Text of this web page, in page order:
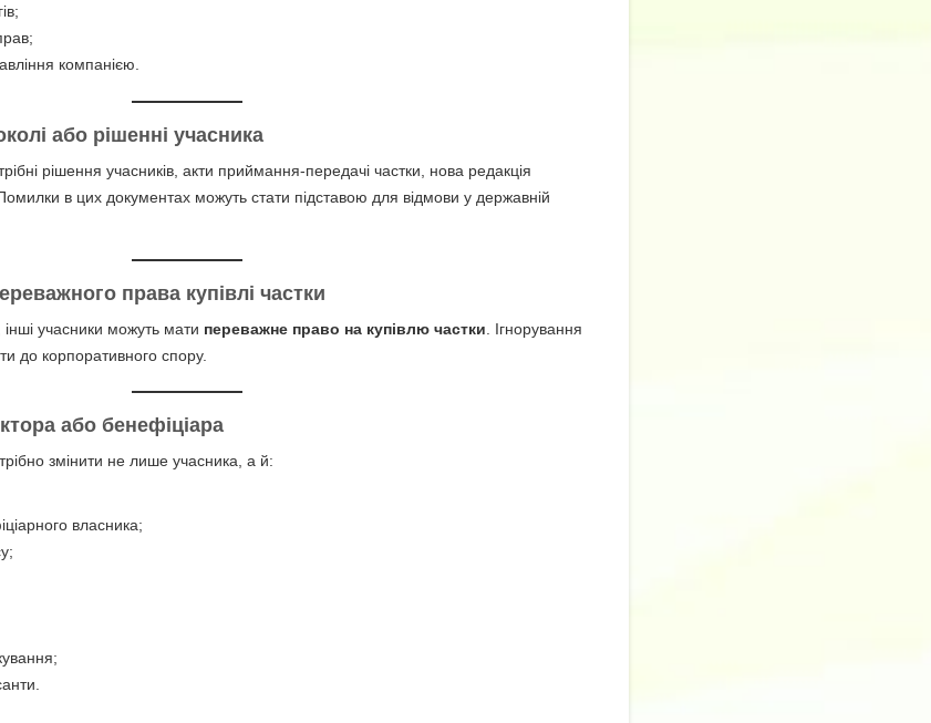
компанією.
або рішенні учасника
рішення учасників, акти приймання-передачі частки, нова редакція
в цих документах можуть стати підставою для відмови у державній
права купівлі частки
учасники можуть мати переважне право на купівлю частки . Ігнорування
до корпоративного спору.
або бенефіціара
змінити не лише учасника, а й:
власника;